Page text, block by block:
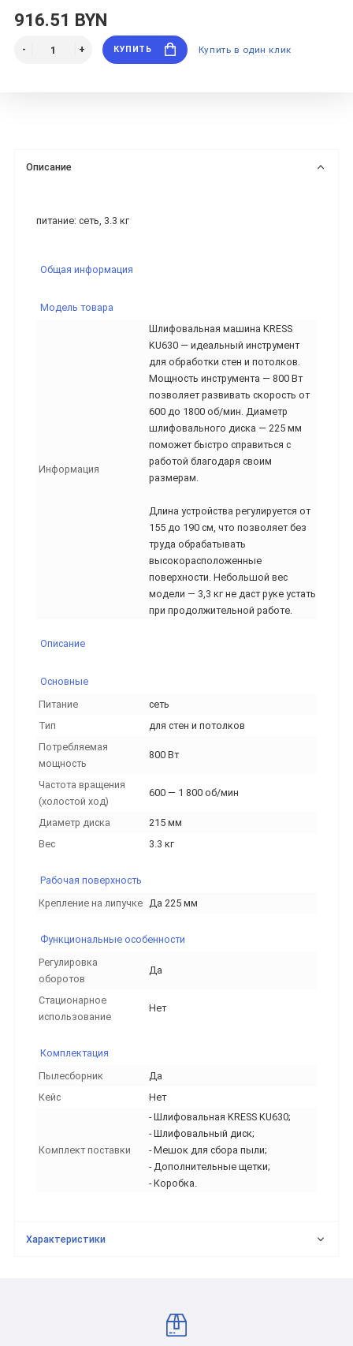
916.51 BYN
КУПИТЬ Купить в один клик
Описание
питание: сеть, 3.3 кг
Общая информация
Модель товара
Информация
Шлифовальная машина KRESS
KU630 — идеальный инструмент
для обработки стен и потолков.
Мощность инструмента — 800 Вт
позволяет развивать скорость от
600 до 1800 об/мин. Диаметр
шлифовального диска — 225 мм
поможет быстро справиться с
работой благодаря своим
размерам.
Длина устройства регулируется от
155 до 190 см, что позволяет без
труда обрабатывать
высокорасположенные
поверхности. Небольшой вес
модели — 3,3 кг не даст руке устать
при продолжительной работе.
Описание
Основные
Питание
сеть
Тип
для стен и потолков
Потребляемая
мощность
800 Вт
Частота вращения
(холостой ход)
600 — 1 800 об/мин
Диаметр диска
215 мм
Вес
3.3 кг
Рабочая поверхность
Крепление на липучке Да 225 мм
Функциональные особенности
Регулировка
оборотов
Да
Стационарное
использование
Нет
Комплектация
Пылесборник
Да
Кейс
Нет
Комплект поставки
- Шлифовальная KRESS KU630;
- Шлифовальный диск;
- Мешок для сбора пыли;
- Дополнительные щетки;
- Коробка.
Характеристики